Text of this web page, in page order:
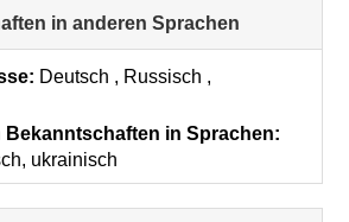
in anderen Sprachen
to
Deutsch , Russisch ,
Bekanntschaften in Sprachen:
ukrainisch